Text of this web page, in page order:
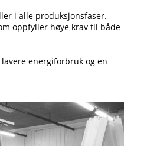
i alle produksjonsfaser.
oppfyller høye krav til både
energiforbruk og en